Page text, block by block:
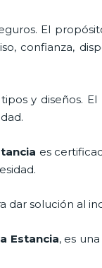
El
confianza,
y diseños. El
es
dar solución al
Estancia, es